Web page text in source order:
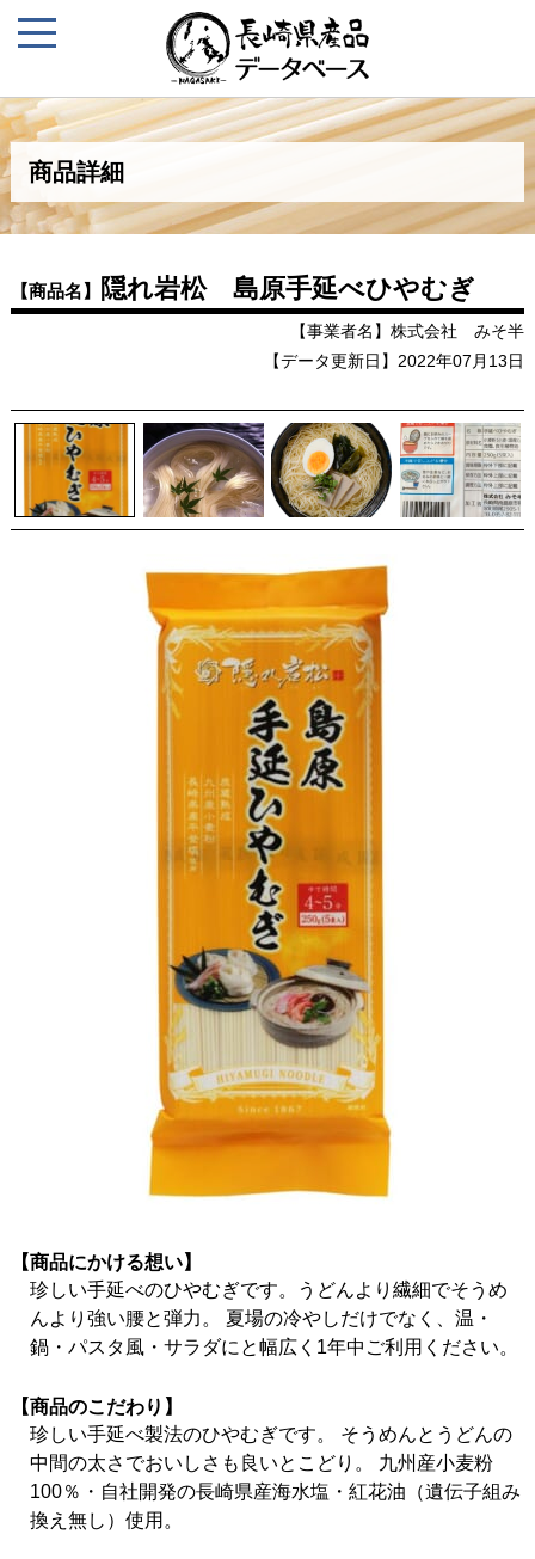
商品詳細
【商品名】 隠れ岩松 島原手延べひやむぎ
【事業者名】株式会社 みそ半
【データ更新日】2022年07月13日
【商品にかける想い】
珍しい手延べのひやむぎです。うどんより繊細でそうめ
んより強い腰と弾力。 夏場の冷やしだけでなく、温・
鍋・パスタ風・サラダにと幅広く1年中ご利用ください。
【商品のこだわり】
珍しい手延べ製法のひやむぎです。 そうめんとうどんの
中間の太さでおいしさも良いとこどり。 九州産小麦粉
100％・自社開発の長崎県産海水塩・紅花油（遺伝子組み
換え無し）使用。